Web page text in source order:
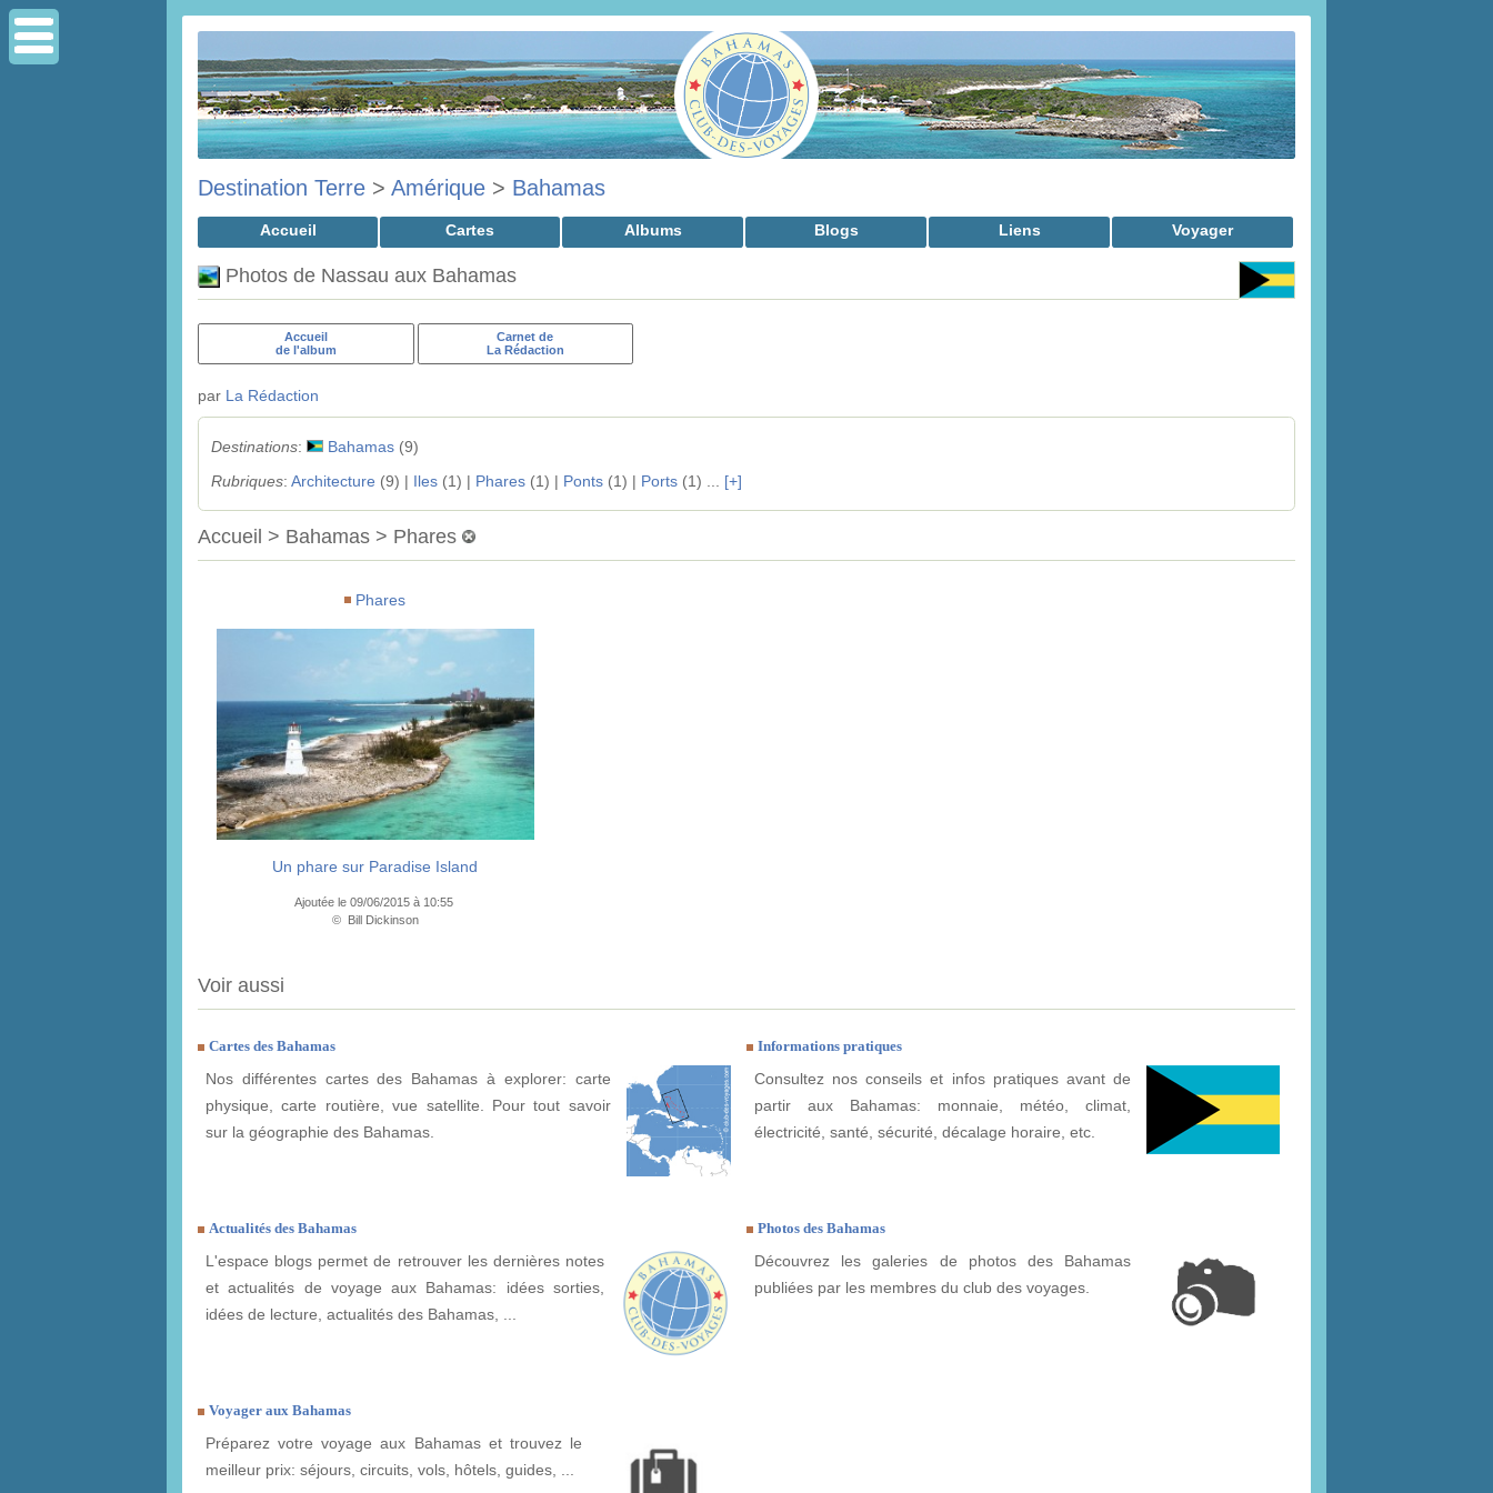
Destination Terre > Amérique > Bahamas
Accueil Cartes Albums Blogs Liens Voyager
Photos de Nassau aux Bahamas
Accueil
de l'album
Carnet de
La Rédaction
par La Rédaction
Destinations: Bahamas(9)
Rubriques: Architecture (9) | Iles(1) | Phares(1) | Ponts(1) | Ports(1) ... [+]
Accueil > Bahamas > Phares
Phares
Un phare sur Paradise Island
Ajoutée le 09/06/2015 à 10:55
© Bill Dickinson
Voir aussi
Cartes des Bahamas
Nos différentes cartes des Bahamas à explorer: carte
physique, carte routière, vue satellite. Pour tout savoir
sur la géographie des Bahamas.
Informations pratiques
Consultez nos conseils et infos pratiques avant de
partir aux Bahamas: monnaie, météo, climat,
électricité, santé, sécurité, décalage horaire, etc.
Actualités des Bahamas
L'espace blogs permet de retrouver les dernières notes
et actualités de voyage aux Bahamas: idées sorties,
idées de lecture, actualités des Bahamas, ...
Photos des Bahamas
Découvrez les galeries de photos des Bahamas
publiées par les membres du club des voyages.
Voyager aux Bahamas
Préparez votre voyage aux Bahamas et trouvez le
meilleur prix: séjours, circuits, vols, hôtels, guides, ...